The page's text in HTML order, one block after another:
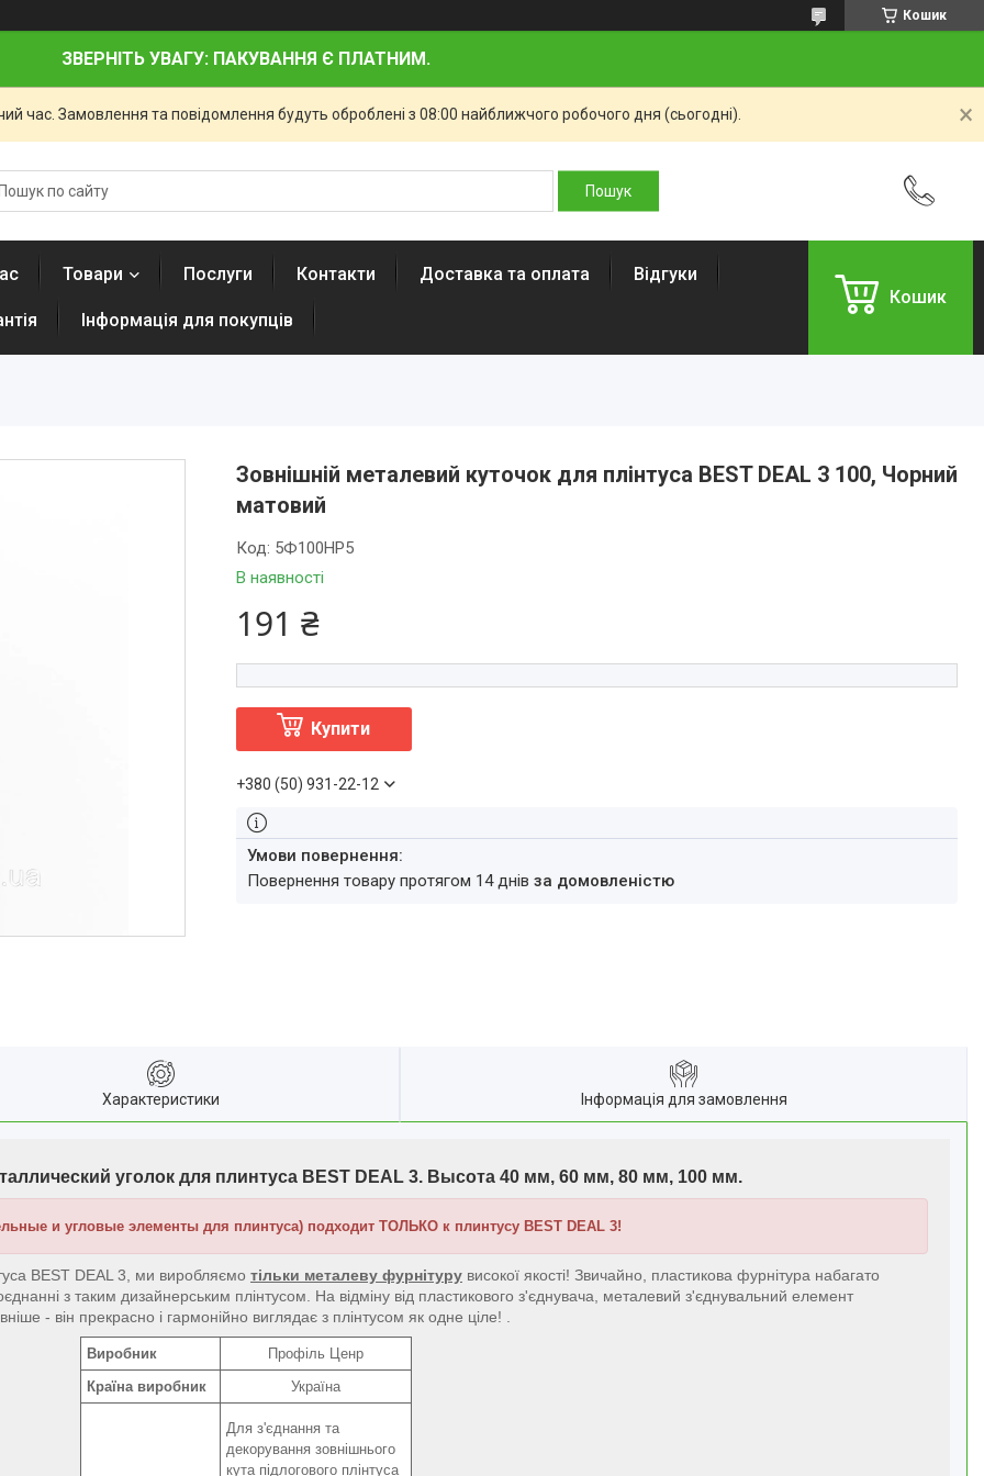
Кошик
ЗВЕРНІТЬ УВАГУ: ПАКУВАННЯ Є ПЛАТНИМ.
час. Замовлення та повідомлення будуть оброблені з 08:00 найближчого робочого дня (сьогодні).
Товари Послуги Контакти Доставка та оплата Відгуки
Інформація для покупців
Кошик
Зовнішній металевий куточок для плінтуса BEST DEAL 3 100, Чорний
матовий
В наявності
Код: 5Ф100НР5
191 ₴
Купити
+380 (50) 931-22-12
повернення товару протягом 14 днів за домовленістю
Характеристики Інформація для замовлення
уголок для плинтуса BEST DEAL 3. Высота 40 мм, 60 мм, 80 мм, 100 мм.
и угловые элементы для плинтуса) подходит ТОЛЬКО к плинтусу BEST DEAL 3!
BEST DEAL 3, ми виробляємо тільки металеву фурнітуру високої якості! Звичайно, пластикова фурнітура набагато
з таким дизайнерським плінтусом. На відміну від пластикового з'єднувача, металевий з'єднувальний елемент
- він прекрасно і гармонійно виглядає з плінтусом як одне ціле! .
Виробник
Профіль Ценр
Країна виробник
Україна
Для з'єднання та
декорування зовнішнього
кута підлогового плінтуса